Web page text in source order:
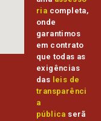
ria completa,
onde
garantimos
em contrato
que todas as
exigências
das leis de
transparênci
a
pública serã